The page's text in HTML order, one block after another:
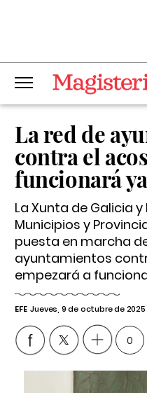
La red de
contra el
funcionará
La Xunta de Galicia
Municipios y
puesta en marcha
ayuntamientos
empezará a
EFE Jueves, 9 de octubre de 2025
0